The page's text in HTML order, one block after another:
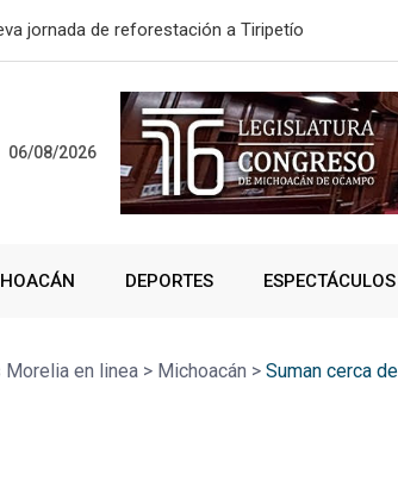
LANZA TERCERA CONVOCATORIA DE NUEVO
06/08/2026
DEPORTES ESPECTÁCULOS
en linea > Michoacán > Suman cerca